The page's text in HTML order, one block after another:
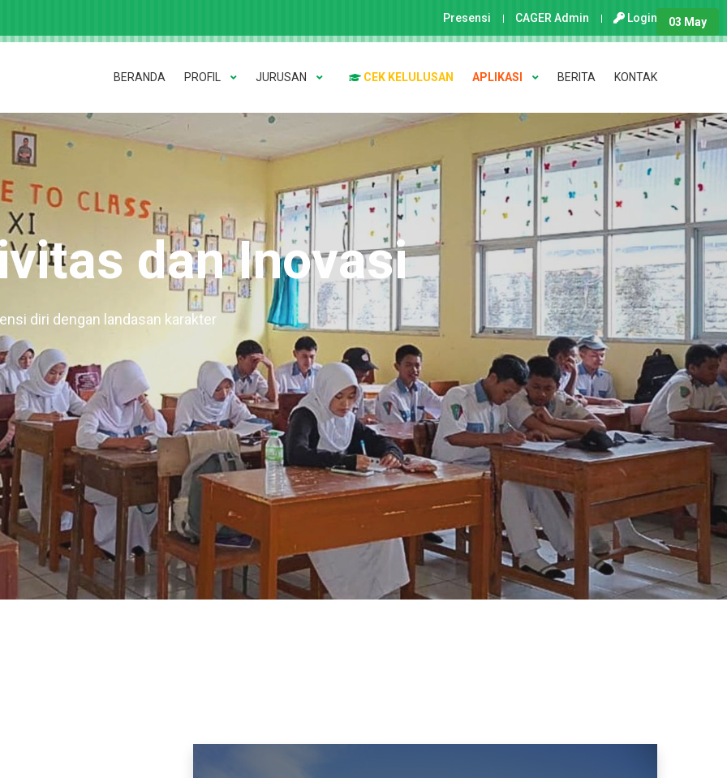
Presensi CAGER Admin Login
BERANDA PROFIL JURUSAN CEK KELULUSAN APLIKASI BERITA KONTAK
dan Inovasi
diri dengan landasan karakter
25 May
03 May
03 May